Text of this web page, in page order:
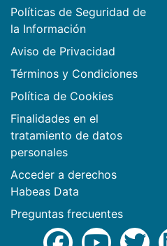
Políticas de Seguridad de
la Información
Aviso de Privacidad
Términos y Condiciones
Política de Cookies
Finalidades en el
tratamiento de datos
personales
Acceder a derechos
Habeas Data
Preguntas frecuentes